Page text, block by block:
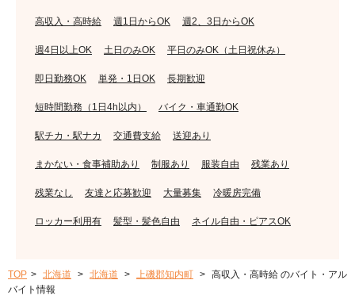
高収入・高時給 週1日からOK 週2、3日からOK
週4日以上OK 土日のみOK 平日のみOK（土日祝休み）
即日勤務OK 単発・1日OK 長期歓迎
短時間勤務（1日4h以内） バイク・車通勤OK
駅チカ・駅ナカ 交通費支給 送迎あり
まかない・食事補助あり 制服あり 服装自由 残業あり
残業なし 友達と応募歓迎 大量募集 冷暖房完備
ロッカー利用有 髪型・髪色自由 ネイル自由・ピアスOK
TOP 北海道 北海道 上磯郡知内町
高収入・高時給 のバイト・アル
バイト情報